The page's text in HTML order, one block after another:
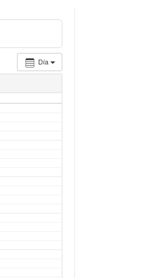
Día